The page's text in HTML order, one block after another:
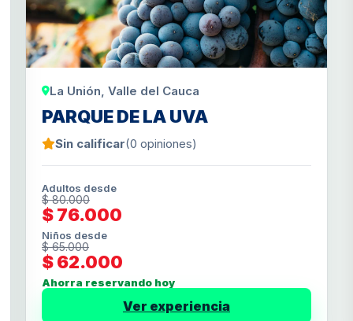
La Unión, Valle del Cauca
PARQUE DE LA UVA
Sin calificar(0 opiniones)
Adultos desde
$ 80.000
$ 76.000
Niños desde
$ 65.000
$ 62.000
Ahorra reservando hoy
Ver experiencia